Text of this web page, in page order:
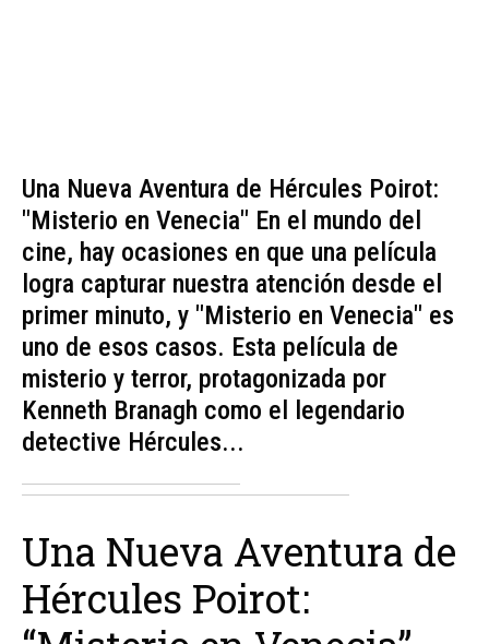
Una Nueva Aventura de Hércules Poirot:
"Misterio en Venecia" En el mundo del
cine, hay ocasiones en que una película
logra capturar nuestra atención desde el
primer minuto, y "Misterio en Venecia" es
uno de esos casos. Esta película de
misterio y terror, protagonizada por
Kenneth Branagh como el legendario
detective Hércules...
Una Nueva Aventura de
Hércules Poirot: